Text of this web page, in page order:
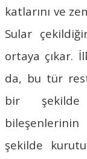
katlarını ve
Sular
ortaya çıkar.
da, bu tür
bir şekilde
şekilde